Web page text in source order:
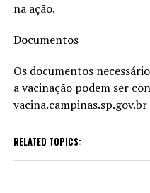
na ação.
Documentos
Os documentos
a vacinação podem ser
vacina.campinas.sp.gov.br
RELATED TOPICS: